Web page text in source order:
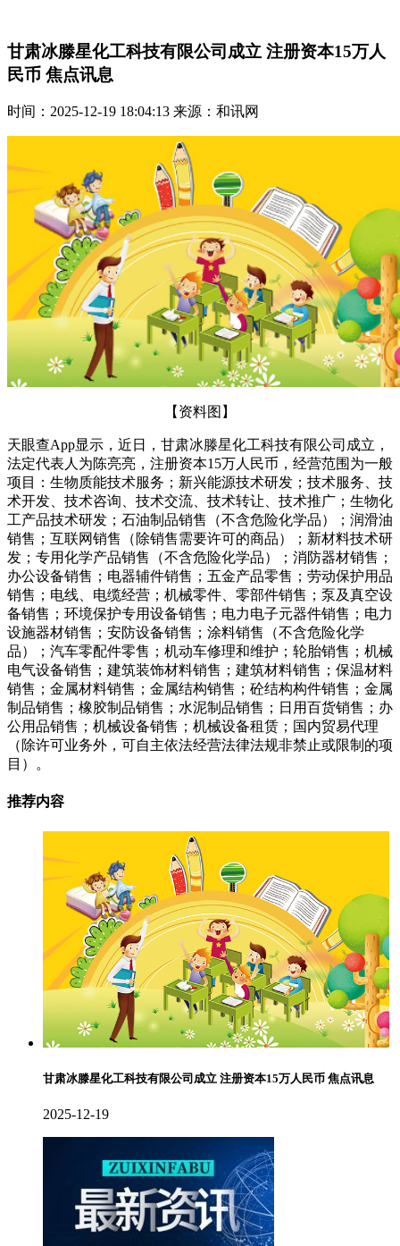
甘肃冰滕星化工科技有限公司成立 注册资本15万人
民币 焦点讯息
时间：2025-12-19 18:04:13 来源：和讯网
【资料图】
天眼查App显示，近日，甘肃冰滕星化工科技有限公司成立，
法定代表人为陈亮亮，注册资本15万人民币，经营范围为一般
项目：生物质能技术服务；新兴能源技术研发；技术服务、技
术开发、技术咨询、技术交流、技术转让、技术推广；生物化
工产品技术研发；石油制品销售（不含危险化学品）；润滑油
销售；互联网销售（除销售需要许可的商品）；新材料技术研
发；专用化学产品销售（不含危险化学品）；消防器材销售；
办公设备销售；电器辅件销售；五金产品零售；劳动保护用品
销售；电线、电缆经营；机械零件、零部件销售；泵及真空设
备销售；环境保护专用设备销售；电力电子元器件销售；电力
设施器材销售；安防设备销售；涂料销售（不含危险化学
品）；汽车零配件零售；机动车修理和维护；轮胎销售；机械
电气设备销售；建筑装饰材料销售；建筑材料销售；保温材料
销售；金属材料销售；金属结构销售；砼结构构件销售；金属
制品销售；橡胶制品销售；水泥制品销售；日用百货销售；办
公用品销售；机械设备销售；机械设备租赁；国内贸易代理
（除许可业务外，可自主依法经营法律法规非禁止或限制的项
目）。
推荐内容
甘肃冰滕星化工科技有限公司成立 注册资本15万人民币 焦点讯息
2025-12-19